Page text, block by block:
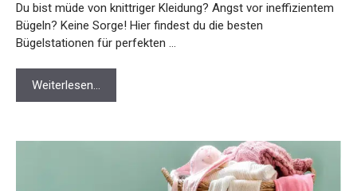
Du bist müde von knittriger Kleidung? Angst vor ineffizientem
Bügeln? Keine Sorge! Hier findest du die besten
Bügelstationen für perfekten …
Weiterlesen…